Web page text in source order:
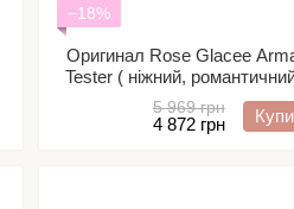
−18%
Оригинал Rose Glacee
Tester ( ніжний,
квітковий
5 969 грн
4 872 грн